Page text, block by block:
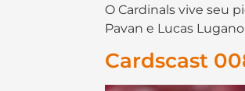
O Cardinals vive seu
Pavan e Lucas Lugano
Cardscast